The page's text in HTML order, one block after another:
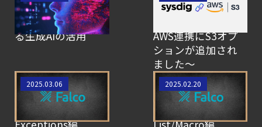
るブログ】システム
コール分析におけ
る生成AIの活用
るブログ】Sysdig情
AWS連携にS3オプ
ションが追加され
ました～
【SCSK技術者によ
るブログ】Falco初
学者講座 -
2025.03.06
【SCSK技術者によ
るブログ】Falco初
学者講座 -
2025.02.20